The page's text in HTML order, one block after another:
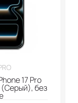
17 Pro
(Серый), без